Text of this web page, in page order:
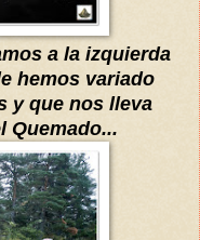
a la izquierda
hemos variado
y que nos lleva
Quemado...